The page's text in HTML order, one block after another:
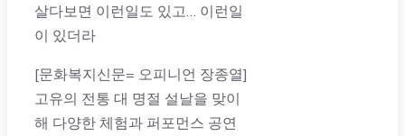
살다보면 이런일도 있고… 이런일
이 있더라
[문화복지신문= 오피니언 장종열]
고유의 전통 대 명절 설날을 맞이
해 다양한 체험과 퍼포먼스 공연